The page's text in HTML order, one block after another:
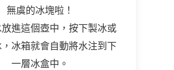
無虞的冰塊啦！
進這個壺中，按下製冰或
冰箱就會自動將水注到下
一層冰盒中。